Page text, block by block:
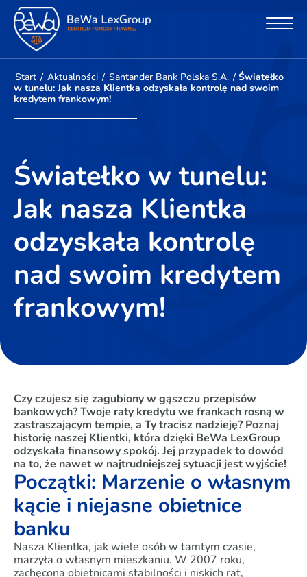
Start / Aktualności / Santander Bank Polska S.A. / Światełko
w tunelu: Jak nasza Klientka odzyskała kontrolę nad swoim
kredytem frankowym!
Światełko w tunelu:
Jak nasza Klientka
odzyskała kontrolę
nad swoim kredytem
frankowym!
Czy czujesz się zagubiony w gąszczu przepisów
bankowych? Twoje raty kredytu we frankach rosną w
zastraszającym tempie, a Ty tracisz nadzieję? Poznaj
historię naszej Klientki, która dzięki BeWa LexGroup
odzyskała finansowy spokój. Jej przypadek to dowód
na to, że nawet w najtrudniejszej sytuacji jest wyjście!
Początki: Marzenie o własnym
kącie i niejasne obietnice
banku
Nasza Klientka, jak wiele osób w tamtym czasie,
marzyła o własnym mieszkaniu. W 2007 roku,
zachęcona obietnicami stabilności i niskich rat,